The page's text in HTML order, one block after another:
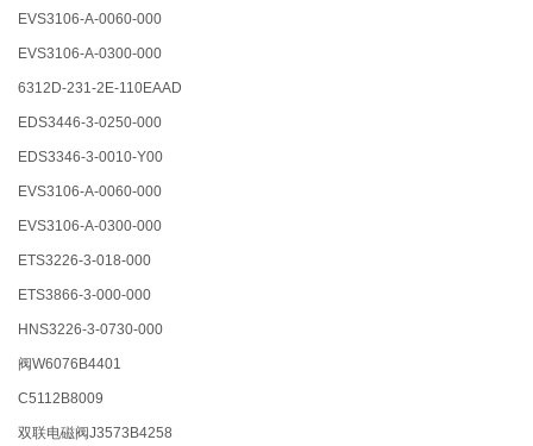
EVS3106-A-0060-000
EVS3106-A-0300-000
6312D-231-2E-110EAAD
EDS3446-3-0250-000
EDS3346-3-0010-Y00
EVS3106-A-0060-000
EVS3106-A-0300-000
ETS3226-3-018-000
ETS3866-3-000-000
HNS3226-3-0730-000
阀W6076B4401
C5112B8009
双联电磁阀J3573B4258